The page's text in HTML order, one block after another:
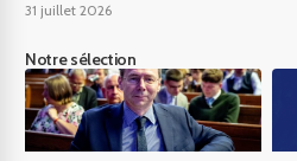
31 juillet 2026
Notre sélection